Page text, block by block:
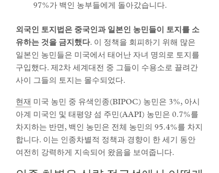
97%가 백인 농부들에게 돌아갔습니다.
외국인 토지법은 중국인과 일본인 농민들이 토지를 소
유하는 것을 금지했다. 이 정책을 회피하기 위해 많은
일본인 농민들은 미국에서 태어난 자녀 명의로 토지를
구입했다. 제2차 세계대전 중 그들이 수용소로 끌려간
사이 그들의 토지는 몰수되었다.
현재 미국 농민 중 유색인종(BIPOC) 농민은 3%, 아시
아계 미국인 및 태평양 섬 주민(AAPI) 농민은 0.7%를
차지하는 반면, 백인 농민은 전체 농민의 95.4%를 차지
합니다. 이는 인종차별적 정책과 경향이 한 세기 동안
여전히 강력하게 지속되어 왔음을 보여줍니다.